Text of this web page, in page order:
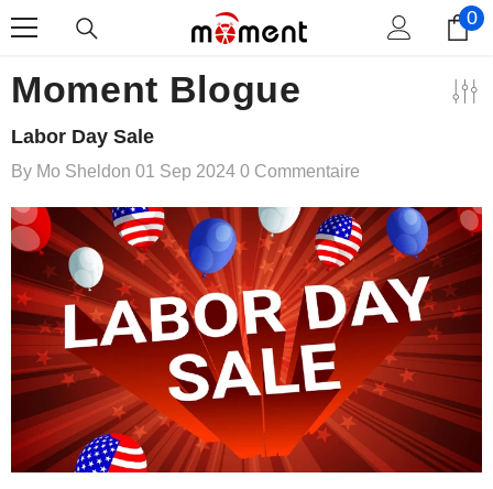
Ignorer Et Passer Au Contenu 00
Moment Blogue
Labor Day Sale
By Mo Sheldon 01 Sep 2024 0 Commentaire